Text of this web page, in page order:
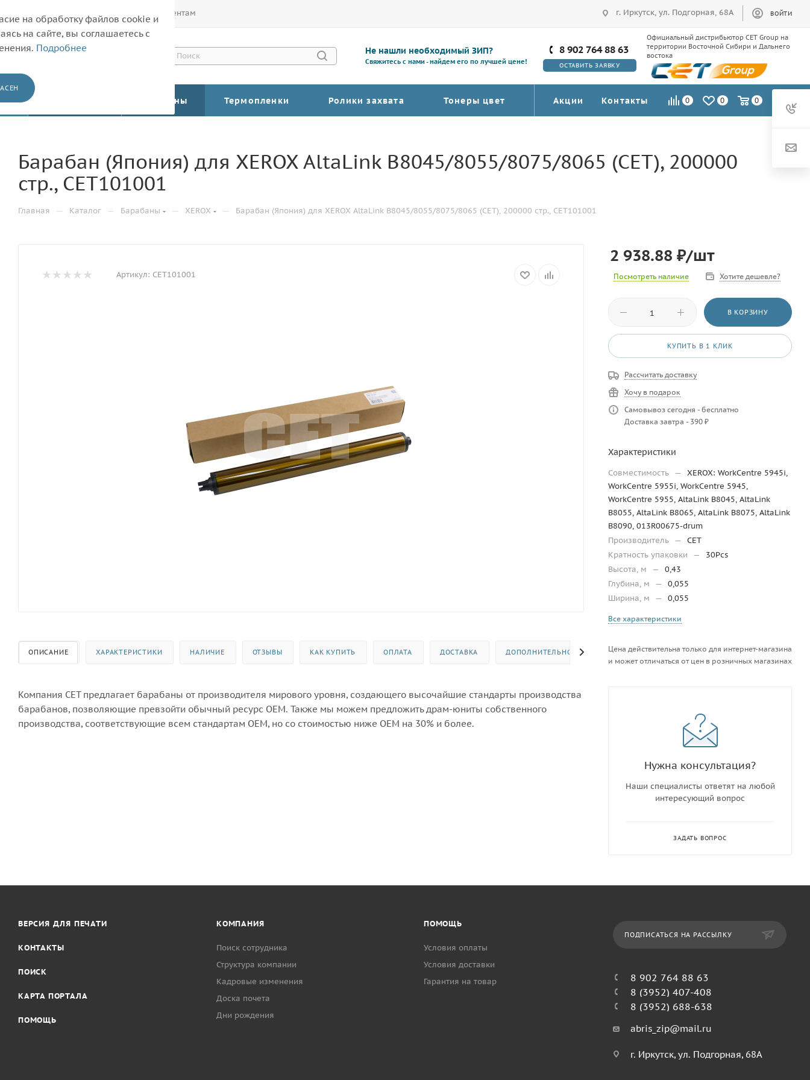
Корпоративным клиентам г. Иркутск, ул. Подгорная, 68А ВОЙТИ
Не нашли необходимый ЗИП?
Свяжитесь с нами - найдем его по лучшей цене!
8 902 764 88 63
ОСТАВИТЬ ЗАЯВКУ
Официальный дистрибьютор CET Group на
территории Восточной Сибири и Дальнего
востока
Барабаны Термопленки Ролики захвата Тонеры цвет Акции Контакты 0 0 0
Барабан (Япония) для XEROX AltaLink B8045/8055/8075/8065 (CET), 200000
стр., CET101001
Главная — Каталог — Барабаны — XEROX — Барабан (Япония) для XEROX AltaLink B8045/8055/8075/8065 (CET), 200000 стр., CET101001
Артикул: CET101001
ОПИСАНИЕ ХАРАКТЕРИСТИКИ НАЛИЧИЕ ОТЗЫВЫ КАК КУПИТЬ ОПЛАТА ДОСТАВКА ДОПОЛНИТЕЛЬНО
Компания CET предлагает барабаны от производителя мирового уровня, создающего высочайшие стандарты производства
барабанов, позволяющие превзойти обычный ресурс OEM. Также мы можем предложить драм-юниты собственного
производства, соответствующие всем стандартам OEM, но со стоимостью ниже OEM на 30% и более.
2 938.88 ₽/шт
Посмотреть наличие Хотите дешевле?
В КОРЗИНУ
КУПИТЬ В 1 КЛИК
Рассчитать доставку
Хочу в подарок
Самовывоз сегодня - бесплатно
Доставка завтра - 390 ₽
Характеристики
Совместимость —
XEROX: WorkCentre 5945i,
WorkCentre 5955i, WorkCentre 5945,
WorkCentre 5955, AltaLink B8045, AltaLink
B8055, AltaLink B8065, AltaLink B8075, AltaLink
B8090, 013R00675-drum
Производитель —
CET
Кратность упаковки
—
30Pcs
Высота, м
—
0,43
Глубина, м
—
0,055
Ширина, м
— 0,055
Все характеристики
Цена действительна только для интернет-магазина
и может отличаться от цен в розничных магазинах
Нужна консультация?
Наши специалисты ответят на любой
интересующий вопрос
ЗАДАТЬ ВОПРОС
ВЕРСИЯ ДЛЯ ПЕЧАТИ
КОНТАКТЫ
ПОИСК
КАРТА ПОРТАЛА
ПОМОЩЬ
КОМПАНИЯ
Поиск сотрудника
Структура компании
Кадровые изменения
Доска почета
Дни рождения
ПОМОЩЬ
Условия оплаты
Условия доставки
Гарантия на товар
ПОДПИСАТЬСЯ НА РАССЫЛКУ
8 902 764 88 63
8 (3952) 407-408
8 (3952) 688-638
abris_zip@mail.ru
г. Иркутск, ул. Подгорная, 68А
на обработку файлов cookie и
на сайте, вы соглашаетесь с
Подробнее